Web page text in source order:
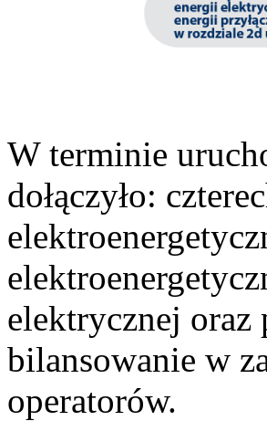
W terminie
dołączyło:
elektrycznej
bilansowanie w
operatorów.